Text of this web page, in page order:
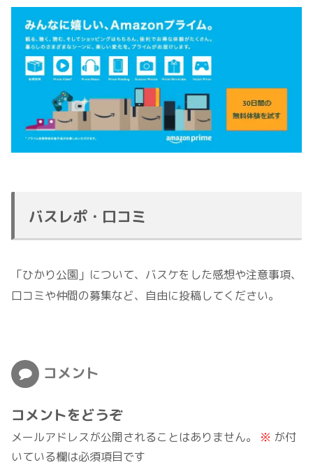
バスレポ・口コミ
「ひかり公園」について、バスケをした感想や注意事項、
口コミや仲間の募集など、自由に投稿してください。
コメント
コメントをどうぞ
メールアドレスが公開されることはありません。 ※ が付
いている欄は必須項目です